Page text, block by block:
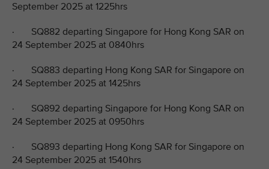
September 2025 at 1225hrs
· SQ882 departing Singapore for Hong Kong SAR on
24 September 2025 at 0840hrs
· SQ883 departing Hong Kong SAR for Singapore on
24 September 2025 at 1425hrs
· SQ892 departing Singapore for Hong Kong SAR on
24 September 2025 at 0950hrs
· SQ893 departing Hong Kong SAR for Singapore on
24 September 2025 at 1540hrs